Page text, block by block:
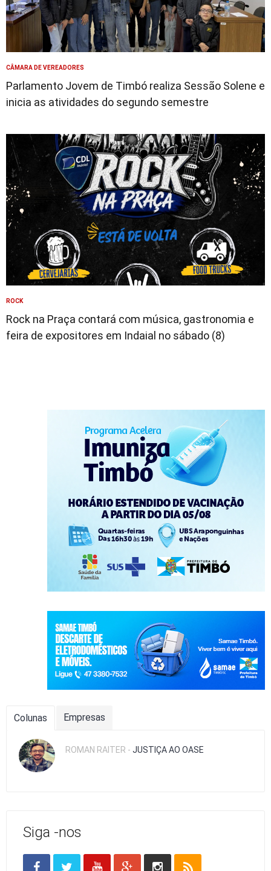
CÂMARA DE VEREADORES
Parlamento Jovem de Timbó realiza Sessão Solene e
inicia as atividades do segundo semestre
ROCK
Rock na Praça contará com música, gastronomia e
feira de expositores em Indaial no sábado (8)
Colunas Empresas
ROMAN RAITER - JUSTIÇA AO OASE
Siga -nos